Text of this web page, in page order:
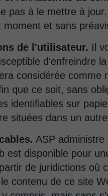
pas à le mettre à
moment et sans
de l'utilisateur. Il
d'enfreindre
considérée comme
que ce soit, sans
identifiables sur
situées dans un
ASP
est disponible pour
de juridictions où
contenu de ce site